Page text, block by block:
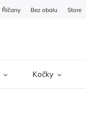
Říčany Bez obalu Store
Kočky